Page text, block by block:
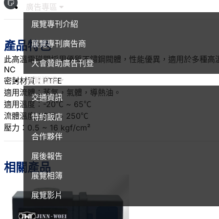
廣告專區
展覽專刊介紹
展覽專刊廣告商
大會贊助廣告刊登
展覽資訊
交通資訊
特約飯店
合作夥伴
展後報告
展覽相簿
展覽影片
產品特色
此高溫電磁閥採用優質不鏽鋼閥體，性能優異，適用於多種高
NC
密封材質：PTFE
適用流體：蒸氣，氣體，導熱油。
適用溫度：-20℃ ~ 65℃
流體溫度：0℃ ~ 250℃
壓力：0.5 ~ 16 kgf/cm²
相關產品